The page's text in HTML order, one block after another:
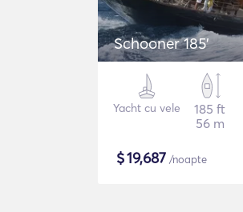
Schooner 185'
Yacht cu vele
185 ft
56 m
$19,687 /noapte